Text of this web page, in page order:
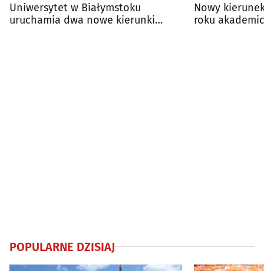
Uniwersytet w Białymstoku
uruchamia dwa nowe kierunki
Nowy
roku
POPULARNE DZISIAJ